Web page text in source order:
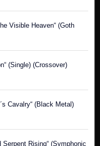
Visible Heaven“ (Goth
(Single) (Crossover)
Cavalry“ (Black Metal)
Serpent Rising“ (Symphonic